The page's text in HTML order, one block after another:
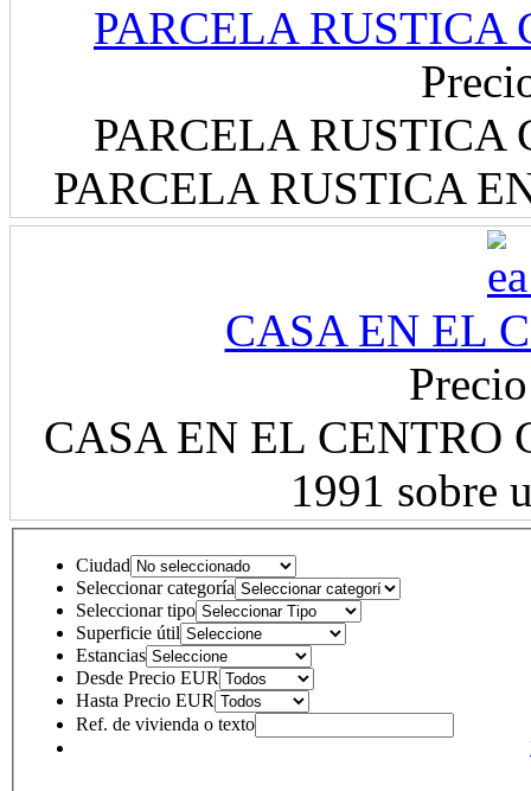
PARCELA RUSTICA
PARCELA RUSTICA
PARCELA RUSTICA
CASA EN EL
CASA EN EL CENTRO
1991 sobre
Ciudad
Seleccionar categoría
Seleccionar tipo
Superficie útil
Estancias
Desde Precio EUR
Hasta Precio EUR
Ref. de vivienda o texto